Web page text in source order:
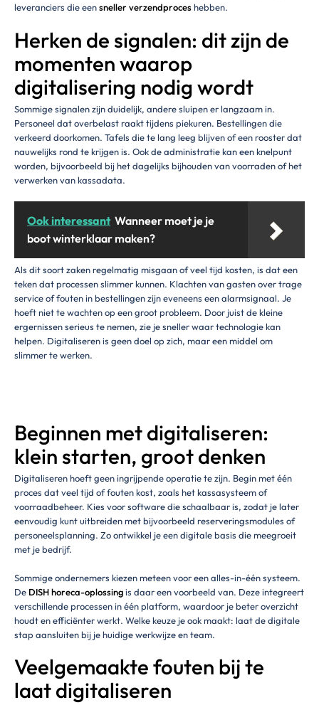
leveranciers die eensneller verzendproceshebben.
Herken de signalen: dit zijn de
momenten waarop
digitalisering nodig wordt
Sommige signalen zijn duidelijk, andere sluipen er langzaam in.
Personeel dat overbelast raakt tijdens piekuren. Bestellingen die
verkeerd doorkomen. Tafels die te lang leeg blijven of een rooster dat
nauwelijks rond te krijgen is. Ook de administratie kan een knelpunt
worden, bijvoorbeeld bij het dagelijks bijhouden van voorraden of het
verwerken van kassadata.
Ook interessant Wanneer moet je je
boot winterklaar maken?
Als dit soort zaken regelmatig misgaan of veel tijd kosten, is dat een
teken dat processen slimmer kunnen. Klachten van gasten over trage
service of fouten in bestellingen zijn eveneens een alarmsignaal. Je
hoeft niet te wachten op een groot probleem. Door juist de kleine
ergernissen serieus te nemen, zie je sneller waar technologie kan
helpen. Digitaliseren is geen doel op zich, maar een middel om
slimmer te werken.
Beginnen met digitaliseren:
klein starten, groot denken
Digitaliseren hoeft geen ingrijpende operatie te zijn. Begin met één
proces dat veel tijd of fouten kost, zoals het kassasysteem of
voorraadbeheer. Kies voor software die schaalbaar is, zodat je later
eenvoudig kunt uitbreiden met bijvoorbeeld reserveringsmodules of
personeelsplanning. Zo ontwikkel je een digitale basis die meegroeit
met je bedrijf.
Sommige ondernemers kiezen meteen voor een alles-in-één systeem.
De DISH horeca-oplossingis daar een voorbeeld van. Deze integreert
verschillende processen in één platform, waardoor je beter overzicht
houdt en efficiënter werkt. Welke keuze je ook maakt: laat de digitale
stap aansluiten bij je huidige werkwijze en team.
Veelgemaakte fouten bij te
laat digitaliseren